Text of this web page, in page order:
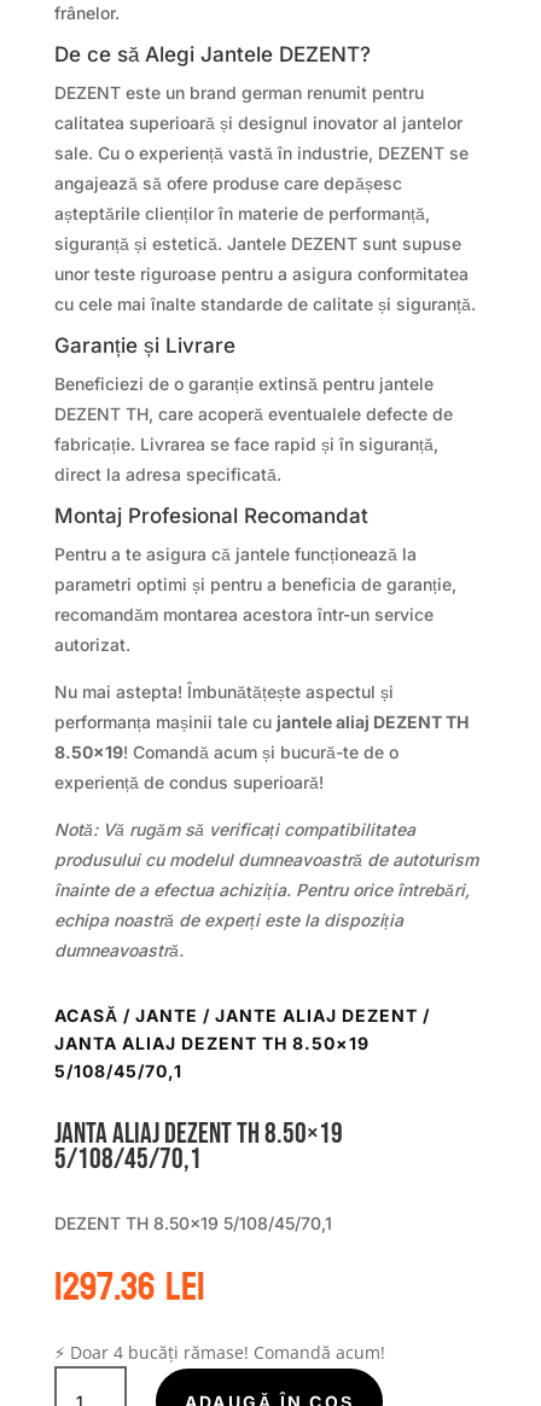
frânelor.
De ce să Alegi Jantele DEZENT?
DEZENT este un brand german renumit pentru
calitatea superioară și designul inovator al jantelor
sale. Cu o experiență vastă în industrie, DEZENT se
angajează să ofere produse care depășesc
așteptările clienților în materie de performanță,
siguranță și estetică. Jantele DEZENT sunt supuse
unor teste riguroase pentru a asigura conformitatea
cu cele mai înalte standarde de calitate și siguranță.
Garanție și Livrare
Beneficiezi de o garanție extinsă pentru jantele
DEZENT TH, care acoperă eventualele defecte de
fabricație. Livrarea se face rapid și în siguranță,
direct la adresa specificată.
Montaj Profesional Recomandat
Pentru a te asigura că jantele funcționează la
parametri optimi și pentru a beneficia de garanție,
recomandăm montarea acestora într-un service
autorizat.
Nu mai astepta! Îmbunătățește aspectul și
performanța mașinii tale cu jantele aliaj DEZENT TH
8.50×19! Comandă acum și bucură-te de o
experiență de condus superioară!
Notă: Vă rugăm să verificați compatibilitatea
produsului cu modelul dumneavoastră de autoturism
înainte de a efectua achiziția. Pentru orice întrebări,
echipa noastră de experți este la dispoziția
dumneavoastră.
ACASĂ / JANTE / JANTE ALIAJ DEZENT /
JANTA ALIAJ DEZENT TH 8.50×19
5/108/45/70,1
Janta aliaj DEZENT TH 8.50×19
5/108/45/70,1
DEZENT TH 8.50×19 5/108/45/70,1
1297.36lei
⚡ Doar 4 bucăți rămase! Comandă acum!
Cantitate
ADAUGĂ ÎN COȘ